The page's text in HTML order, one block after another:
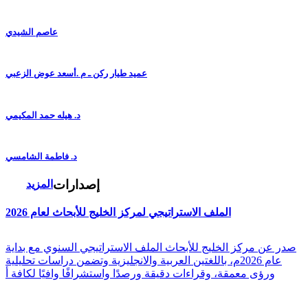
عاصم الشيدي
عميد طيار ركن ـ م .أسعد عوض الزعبي
د. هيله حمد المكيمي
د. فاطمة الشامسي
المزيد إصدارات
الملف الاستراتيجي لمركز الخليج للأبحاث لعام 2026
صدر عن مركز الخليج للأبحاث الملف الاستراتيجي السنوي مع بداية
عام 2026م، باللغتين العربية والانجليزية وتضمن دراسات تحليلية
ورؤى معمقة، وقراءات دقيقة ورصدًا واستشرافًا وافيًا لكافة أ